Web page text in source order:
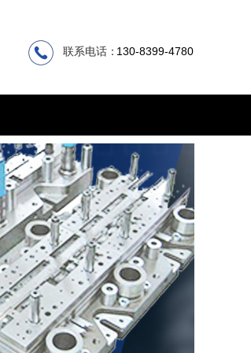
130-8399-4780
联系电话：